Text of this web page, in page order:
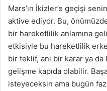
Mars’ın İkizler’e geçişi
aktive ediyor. Bu,
bir hareketlilik anlamına
etkisiyle bu hareketlilik
bir teklif, ani bir karar ya
gelişme kapıda olabilir.
isteyeceksin ama bugün